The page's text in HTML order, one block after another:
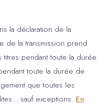
la déclaration de la
de la transmission prend
pendant toute la durée
toute la durée de
que toutes les
sauf exceptions. En